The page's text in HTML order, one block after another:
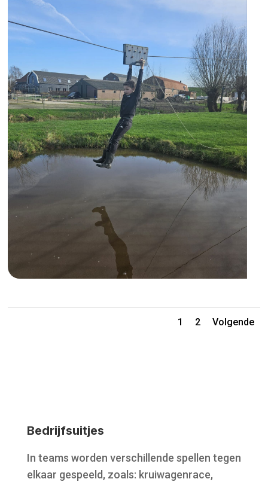
1 2 Volgende
Bedrijfsuitjes
In teams worden verschillende spellen tegen
elkaar gespeeld, zoals: kruiwagenrace,